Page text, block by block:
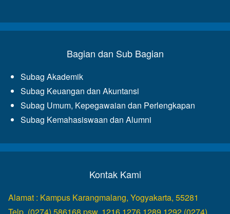
Bagian dan Sub Bagian
Subag Akademik
Subag Keuangan dan Akuntansi
Subag Umum, Kepegawaian dan Perlengkapan
Subag Kemahasiswaan dan Alumni
Kontak Kami
Alamat : Kampus Karangmalang, Yogyakarta, 55281